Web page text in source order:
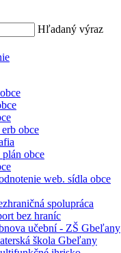
Hľadaný výraz
obce
obce
web. sídla obce
spolupráca
bez hraníc
učební - ZŠ Gbeľany
škola Gbeľany